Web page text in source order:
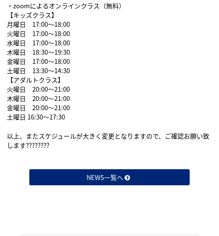
・zoomによるオンラインクラス（無料）
【キッズクラス】
月曜日 17:00〜18:00
火曜日 17:00〜18:00
水曜日 17:00〜18:00
木曜日 18:30〜19:30
金曜日 17:00〜18:00
土曜日 13:30〜14:30
【アダルトクラス】
火曜日 20:00〜21:00
木曜日 20:00〜21:00
金曜日 20:00〜21:00
土曜日 16:30〜17:30
以上、またスケジュールが大きく変更となりますので、ご確認お願い致
します????????
NEWS一覧へ